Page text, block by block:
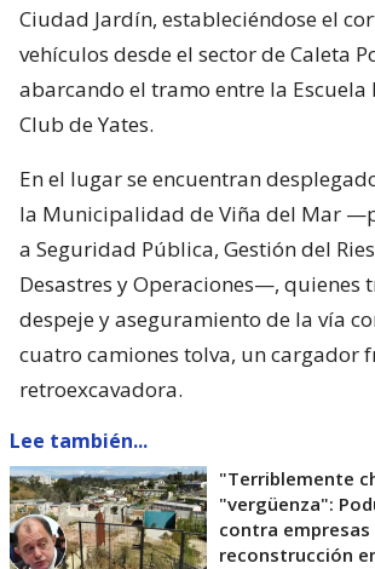
Ciudad Jardín, estableciéndose el
vehículos desde el sector de Caleta
abarcando el tramo entre la
Club de Yates.
En el lugar se encuentran
la Municipalidad de Viña del Mar
a Seguridad Pública, Gestión del
Desastres y Operaciones—, quienes
despeje y aseguramiento de la vía
cuatro camiones tolva, un cargador
retroexcavadora.
Lee también...
"Terriblemente
"vergüenza":
contra empresas
reconstrucción